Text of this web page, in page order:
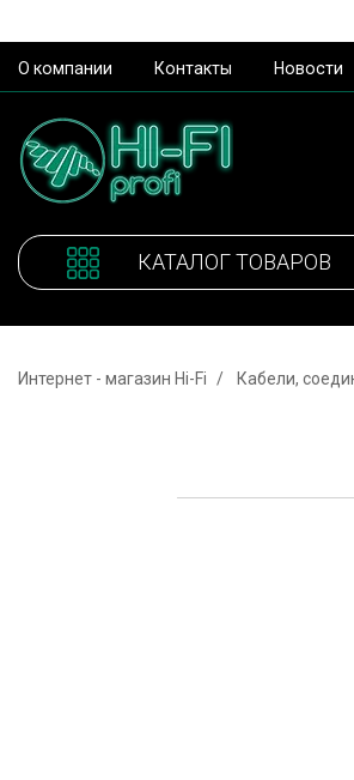
О компании Контакты Новости
КАТАЛОГ ТОВАРОВ
Интернет - магазин Hi-Fi Кабели,